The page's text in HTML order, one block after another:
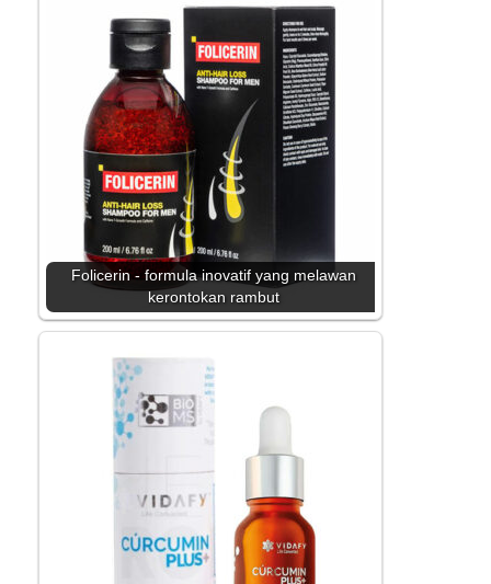
Folicerin - formula inovatif yang melawan
kerontokan rambut